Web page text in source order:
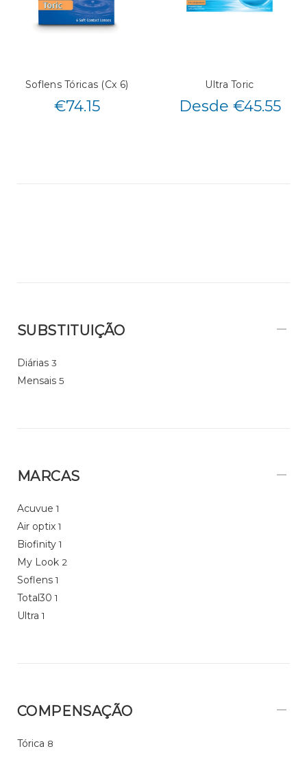
Soflens Tóricas (Cx 6)
€74.15
Ultra Toric
Desde €45.55
SUBSTITUIÇÃO
Diárias 3
Mensais 5
MARCAS
Acuvue 1
Air optix 1
Biofinity 1
My Look 2
Soflens 1
Total30 1
Ultra 1
COMPENSAÇÃO
Tórica 8